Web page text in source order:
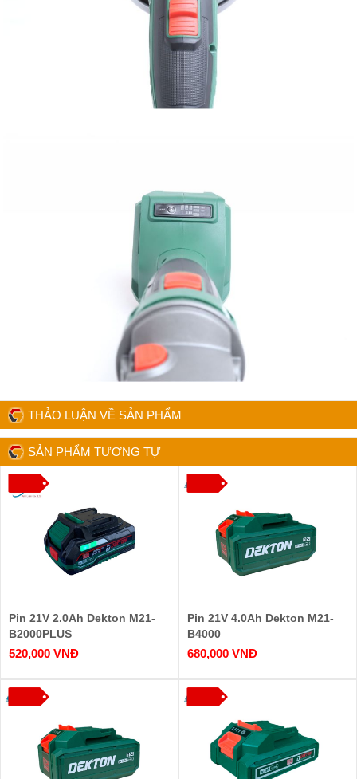
THẢO LUẬN VỀ SẢN PHẨM
SẢN PHẨM TƯƠNG TỰ
Pin 21V 2.0Ah Dekton M21-
B2000PLUS
520,000 VNĐ
Pin 21V 4.0Ah Dekton M21-
B4000
680,000 VNĐ